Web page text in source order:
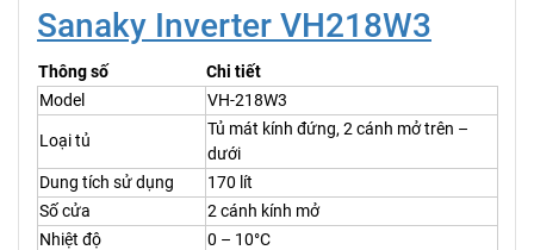
Sanaky Inverter VH218W3
Thông số
Chi tiết
Model
VH-218W3
Loại tủ
Tủ mát kính đứng, 2 cánh mở trên –
dưới
Dung tích sử dụng
170 lít
Số cửa
2 cánh kính mở
Nhiệt độ
0 – 10°C